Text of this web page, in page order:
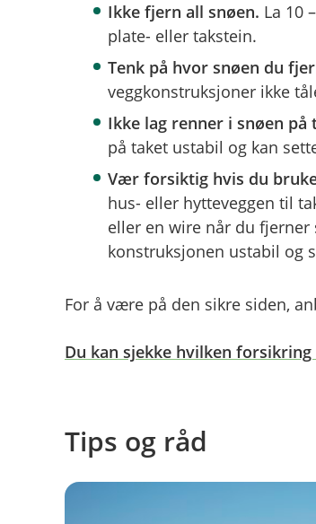
Ikke fjern all snøen. La 10
plate- eller takstein.
Tenk på hvor snøen du
veggkonstruksjoner ikke
Ikke lag renner i snøen
på taket ustabil og kan
Vær forsiktig hvis du
hus- eller hytteveggen til
eller en wire når du fjerner
konstruksjonen ustabil og
For å være på den sikre siden,
Du kan sjekke hvilken
Tips og råd